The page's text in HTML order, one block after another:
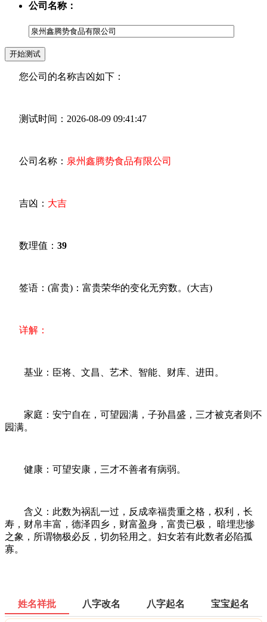
公司名称：
您公司的名称吉凶如下：
测试时间：2026-08-09 09:41:47
公司名称： 泉州鑫腾势食品有限公司
吉凶： 大吉
数理值： 39
签语：(富贵)：富贵荣华的变化无穷数。(大吉)
详解：
基业：臣将、文昌、艺术、智能、财库、进田。
家庭：安宁自在，可望园满，子孙昌盛，三才被克者则不
园满。
健康：可望安康，三才不善者有病弱。
含义：此数为祸乱一过，反成幸福贵重之格，权利，长
寿，财帛丰富，德泽四乡，财富盈身，富贵已极， 暗埋悲惨
之象，所谓物极必反，切勿轻用之。妇女若有此数者必陷孤
寡。
姓名祥批 八字改名 八字起名 宝宝起名